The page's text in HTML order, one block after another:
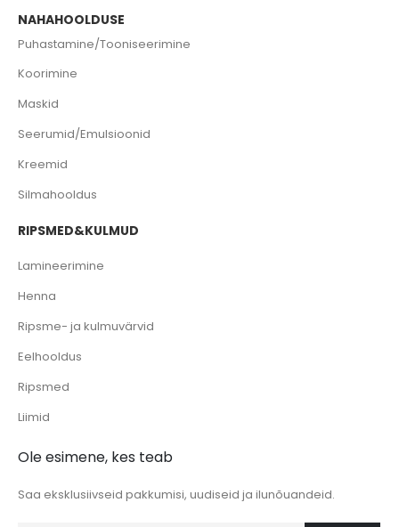
NAHAHOOLDUSE
Puhastamine/Tooniseerimine
Koorimine
Maskid
Seerumid/Emulsioonid
Kreemid
Silmahooldus
RIPSMED&KULMUD
Lamineerimine
Henna
Ripsme- ja kulmuvärvid
Eelhooldus
Ripsmed
Liimid
Ole esimene, kes teab
Saa eksklusiivseid pakkumisi, uudiseid ja ilunõuandeid.